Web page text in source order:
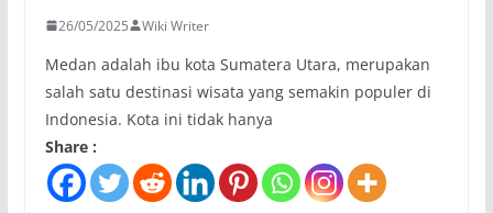
26/05/2025 Wiki Writer
Medan adalah ibu kota Sumatera Utara, merupakan
salah satu destinasi wisata yang semakin populer di
Indonesia. Kota ini tidak hanya
Share :